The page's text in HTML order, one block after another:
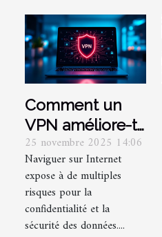
Comment un
VPN améliore-t-
il votre
expérience en
ligne ?
25 novembre 2025 14:06
Naviguer sur Internet
expose à de multiples
risques pour la
confidentialité et la
sécurité des données....